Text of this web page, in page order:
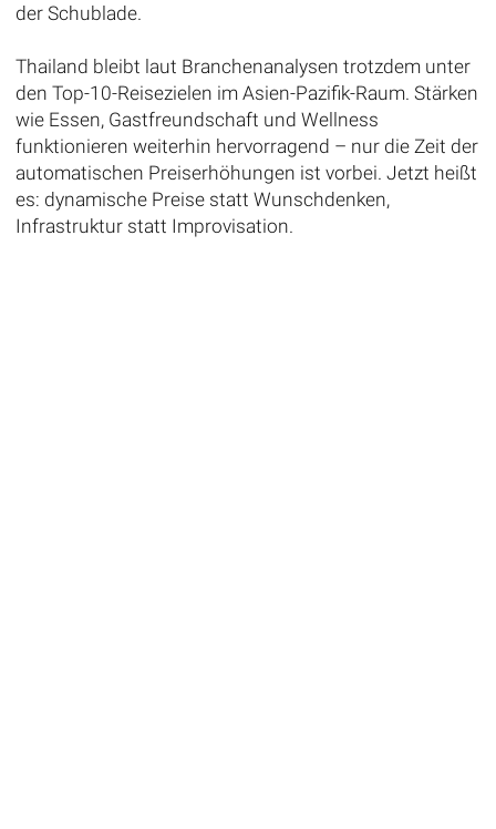
der Schublade.
Thailand bleibt laut Branchenanalysen trotzdem unter
den Top-10-Reisezielen im Asien-Pazifik-Raum. Stärken
wie Essen, Gastfreundschaft und Wellness
funktionieren weiterhin hervorragend – nur die Zeit der
automatischen Preiserhöhungen ist vorbei. Jetzt heißt
es: dynamische Preise statt Wunschdenken,
Infrastruktur statt Improvisation.